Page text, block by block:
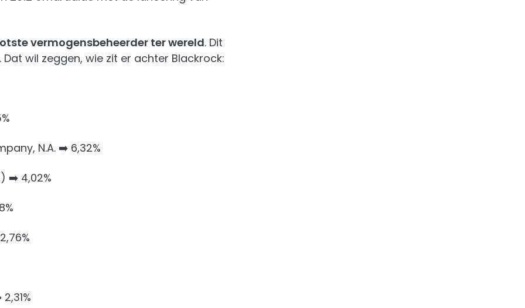
vermogensbeheerder ter wereld. Dit
wil zeggen, wie zit er achter Blackrock:
N.A. ➡️ 6,32%
➡️ 4,02%